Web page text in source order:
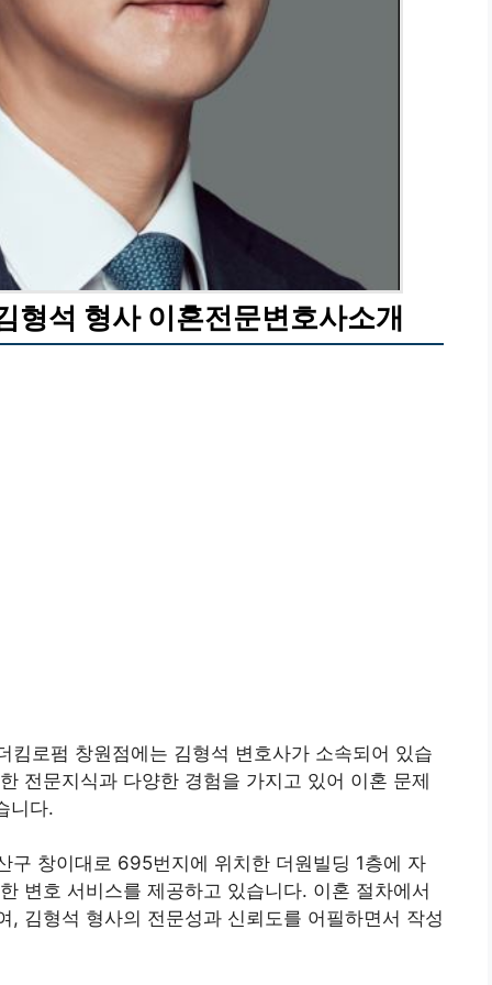
형석 형사 이혼전문변호사소개
로펌 창원점에는 김형석 변호사가 소속되어 있습
전문지식과 다양한 경험을 가지고 있어 이혼 문제
니다.
구 창이대로 695번지에 위치한 더원빌딩 1층에 자
변호 서비스를 제공하고 있습니다. 이혼 절차에서
김형석 형사의 전문성과 신뢰도를 어필하면서 작성